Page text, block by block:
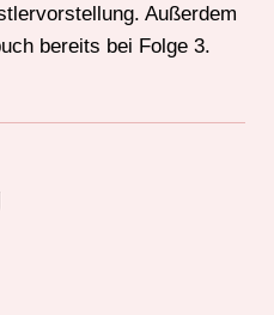
Außerdem
bereits bei Folge 3.